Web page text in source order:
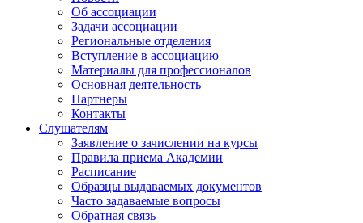
Об ассоциации
Задачи ассоциации
Региональные отделения
Вступление в ассоциацию
Материалы для профессионалов
Основная деятельность
Партнеры
Контакты
Слушателям
Заявление о зачислении на курсы
Правила приема Академии
Расписание
Образцы выдаваемых документов
Часто задаваемые вопросы
Обратная связь